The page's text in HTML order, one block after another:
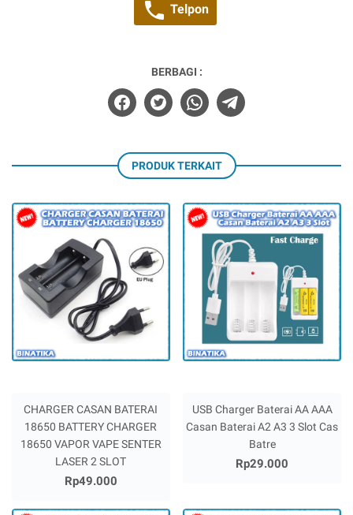
Telpon
BERBAGI :
PRODUK TERKAIT
CHARGER CASAN BATERAI
18650 BATTERY CHARGER
18650 VAPOR VAPE SENTER
LASER 2 SLOT
Rp49.000
USB Charger Baterai AA AAA
Casan Baterai A2 A3 3 Slot Cas
Batre
Rp29.000